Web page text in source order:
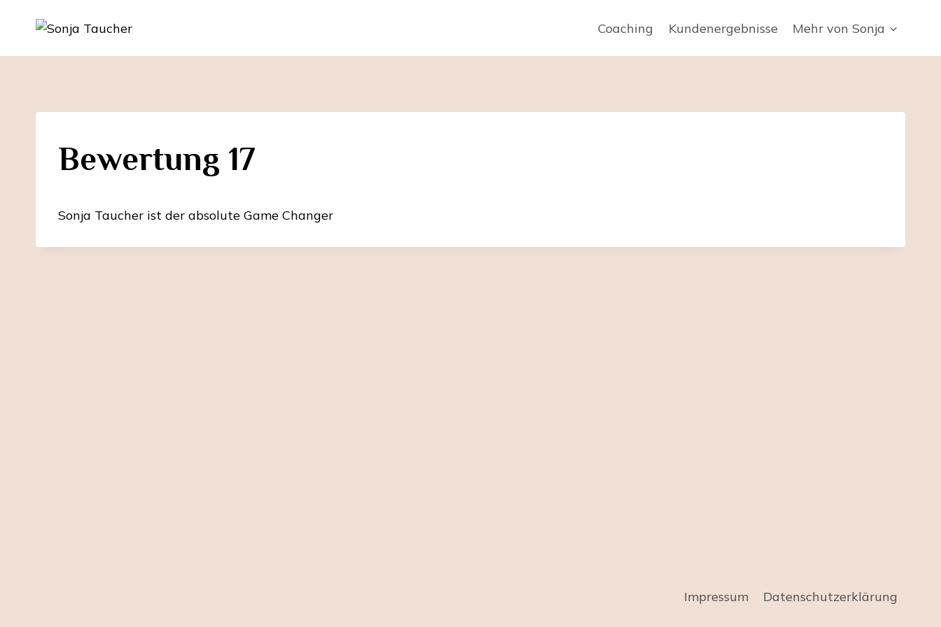
Coaching Kundenergebnisse Mehr von Sonja
Bewertung 17
Sonja Taucher ist der absolute Game Changer
Impressum Datenschutz­erklärung